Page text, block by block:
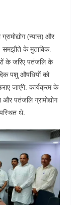
(न्यास) और
समझौते के मुताबिक,
के जरिए पतंजलि के
पशु औषधियों को
जाएंगे. कार्यक्रम के
पतंजलि ग्रामोद्योग
थे.